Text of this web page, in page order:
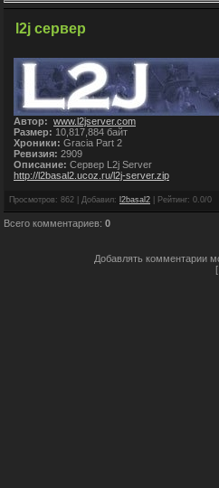
l2j сервер
Автор: www.l2jserver.com
Размер: 10,817,884 байт
Хроники: Gracia Part 2
Ревизия: 2909
Описание: Сервер L2j Server
http://l2basal2.ucoz.ru/l2j-server.zip
Просмотров: 862 Добавил: l2basal2 Рейтинг: 0.0/0
Всего комментариев: 0
Добавлять комментарии